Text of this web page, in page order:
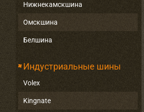
Нижнекамскшина
Омскшина
Белшина
Индустриальные шины
Volex
Kingnate